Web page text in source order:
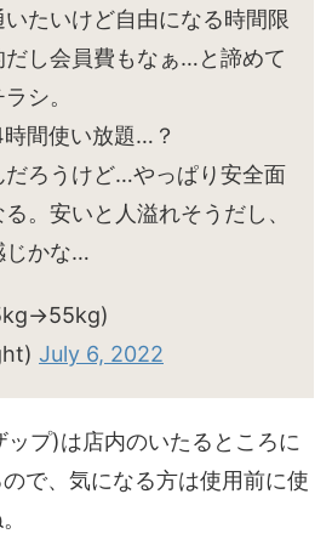
たいけど自由になる時間限
だし会員費もなぁ…と諦めて
シ。
間使い放題…？
だろうけど…やっぱり安全面
。安いと人溢れそうだし、
じかな…
July 6, 2022
プ)は店内のいたるところに
で、気になる方は使用前に使